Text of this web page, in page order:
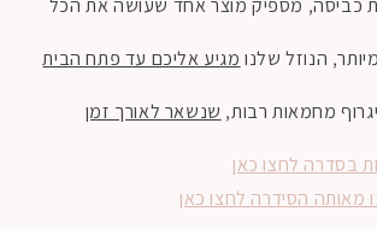
הנוזל שלנו מגיע אליכם עד פתח הבית
מחמאות רבות, שנשאר לאורך זמן
בסדרה לחצו כאן
מאותה הסידרה לחצו כאן